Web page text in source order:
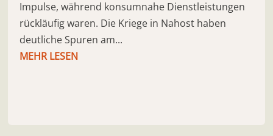
Impulse, während konsumnahe Dienstleistungen
rückläufig waren. Die Kriege in Nahost haben
deutliche Spuren am...
MEHR LESEN